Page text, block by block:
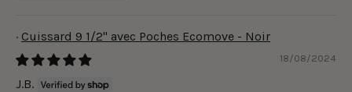
Cuissard 9 1/2" avec Poches Ecomove - Noir
18/08/2024
J.B.